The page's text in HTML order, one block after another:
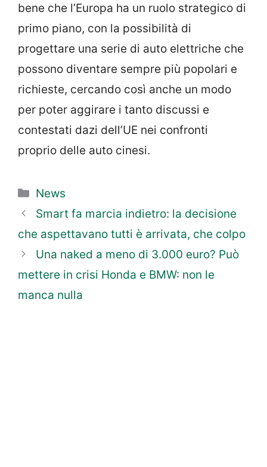
bene che l’Europa ha un ruolo strategico di
primo piano, con la possibilità di
progettare una serie di auto elettriche che
possono diventare sempre più popolari e
richieste, cercando così anche un modo
per poter aggirare i tanto discussi e
contestati dazi dell’UE nei confronti
proprio delle auto cinesi.
Categorie
News
Smart fa marcia indietro: la decisione
che aspettavano tutti è arrivata, che colpo
Una naked a meno di 3.000 euro? Può
mettere in crisi Honda e BMW: non le
manca nulla